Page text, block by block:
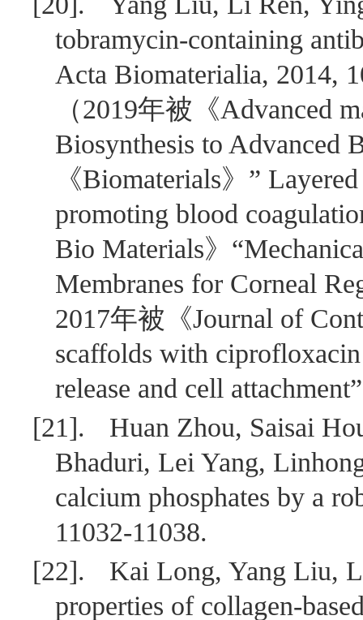
tobramycin-containing
Acta Biomaterialia, 2014,
（2019年被《Advanced
Biosynthesis to Advanced
《Biomaterials》”
promoting blood
Bio Materials》“
Membranes for Corneal
2017年被《Journal of
scaffolds with
release and cell attachment
[21].
Huan Zhou, Saisai
Bhaduri, Lei Yang,
calcium phosphates by a
11032-11038.
[22].
Kai Long, Yang Liu,
properties of collagen-